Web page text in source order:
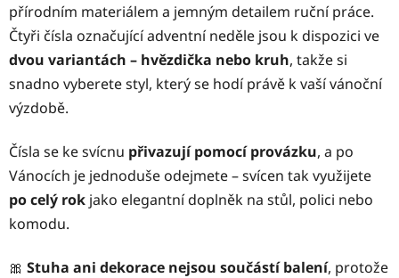
přírodním materiálem a jemným detailem ruční práce.
Čtyři čísla označující adventní neděle jsou k dispozici ve
dvou variantách – hvězdička nebo kruh, takže si
snadno vyberete styl, který se hodí právě k vaší vánoční
výzdobě.
Čísla se ke svícnu přivazují pomocí provázku, a po
Vánocích je jednoduše odejmete – svícen tak využijete
po celý rok jako elegantní doplněk na stůl, polici nebo
komodu.
🎀 Stuha ani dekorace nejsou součástí balení, protože